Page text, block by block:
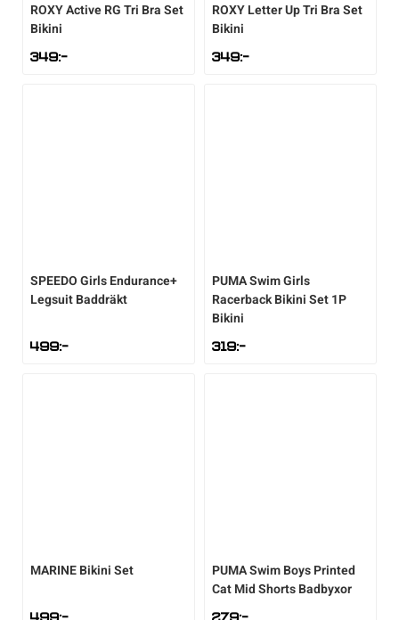
ROXYActive RG Tri Bra Set
Bikini
349:-
ROXYLetter Up Tri Bra Set
Bikini
349:-
SPEEDOGirls Endurance+
Legsuit Baddräkt
499:-
PUMASwim Girls
Racerback Bikini Set 1P
Bikini
319:-
MARINEBikini Set PUMASwim Boys Printed
Cat Mid Shorts Badbyxor